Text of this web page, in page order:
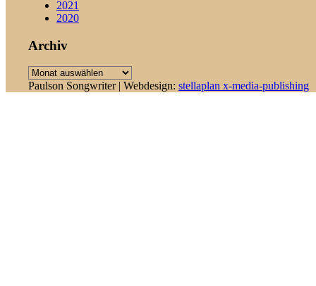
2021
2020
Archiv
Archiv
Paulson Songwriter | Webdesign: stellaplan x-media-publishing